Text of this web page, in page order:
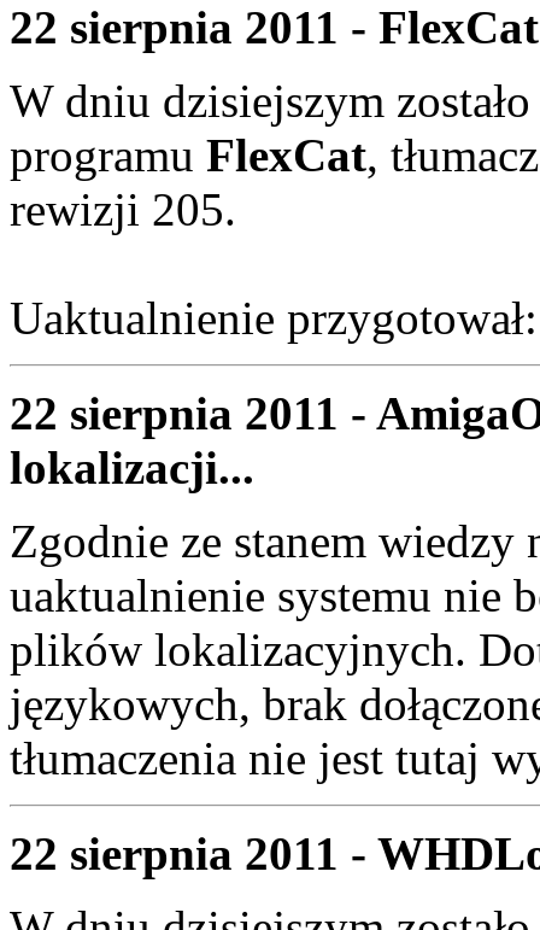
22 sierpnia 2011 -
W dniu dzisiejszym
programu FlexCat,
rewizji 205.
Uaktualnienie
22 sierpnia 2011 -
lokalizacji...
Zgodnie ze stanem wiedzy
uaktualnienie systemu nie
plików lokalizacyjnych.
językowych, brak
tłumaczenia nie jest tutaj
22 sierpnia 2011 -